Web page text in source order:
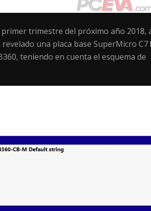
trimestre del próximo año 2018,
una placa base SuperMicro C7
teniendo en cuenta el esquema de